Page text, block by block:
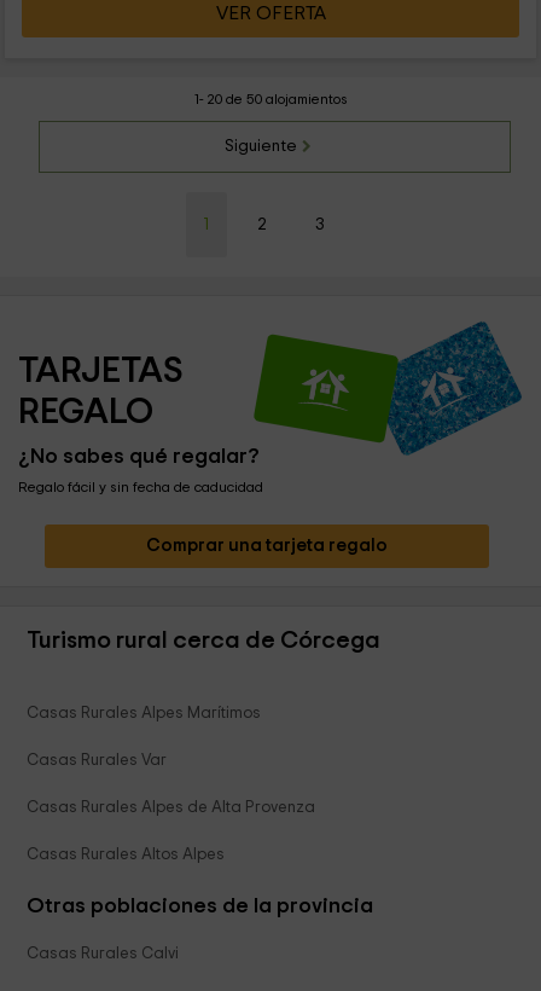
VER OFERTA
1- 20 de 50 alojamientos
Siguiente
2 3
TARJETAS
REGALO
¿No sabes qué regalar?
Regalo fácil y sin fecha de caducidad
Comprar una tarjeta regalo
Turismo rural cerca de Córcega
Casas Rurales Alpes Marítimos
Casas Rurales Var
Casas Rurales Alpes de Alta Provenza
Casas Rurales Altos Alpes
Otras poblaciones de la provincia
Casas Rurales Calvi